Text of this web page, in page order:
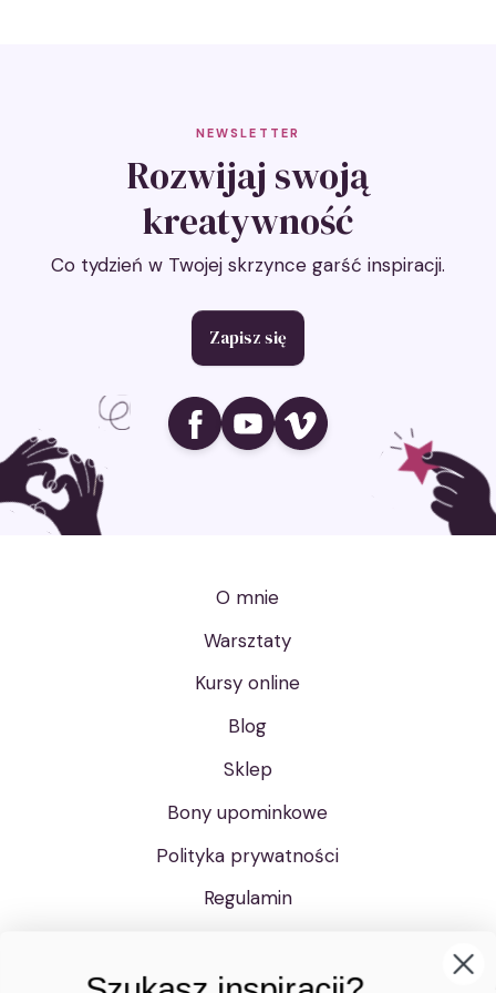
NEWSLETTER
Rozwijaj swoją
kreatywność
Co tydzień w Twojej skrzynce garść inspiracji.
Zapisz się
Ikona social media
Ikona social media
Ikona social media
O mnie
Warsztaty
Kursy online
Blog
Sklep
Bony upominkowe
Polityka prywatności
Regulamin
Szukasz inspiracji?
Zdobądź film krok po kroku o tym jak zrobić pudełko
z podziękowaniem przygotowany tylko dla
subskrybentów.